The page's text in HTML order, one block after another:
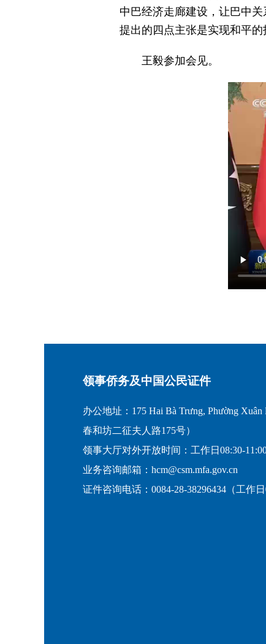
中巴经济走廊建设，让巴中
提出的四点主张是实现和平
王毅参加会见。
领事侨务及中国公民证件
办公地址：175 Hai Bà Trưng, Phường
春和坊二征夫人路175号）
领事大厅对外开放时间：工作日08:30-
业务咨询邮箱：hcm@csm.mfa.gov.cn
证件咨询电话：0084-28-38296434（工作日